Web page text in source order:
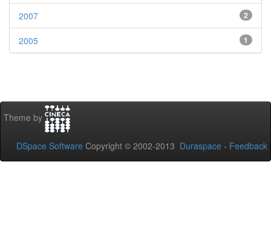
2
2007
1
2005
Theme by
DSpace Software Copyright © 2002-2013 Duraspace - Feedback